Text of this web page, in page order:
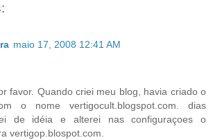
maio 17, 2008 12:41 AM
favor. Quando criei meu blog, havia criado o
o nome vertigocult.blogspot.com. dias
de idéia e alterei nas configuraçoes o
vertigop.blospot.com.